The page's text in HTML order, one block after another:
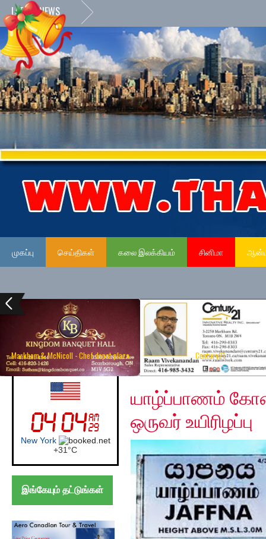
LATEST NEWS
முகப்பு செய்திகள் கலை இலக்கியம் சினிமா
Markham & McNicoll - Chef depot plaza Century21
UK (London)
London
+21°C
இங்கேயும் தட்டுங்கள்
Thursday, December
யாழ்ப்பாணம்
ஒருவர் உயிரிழப்பு